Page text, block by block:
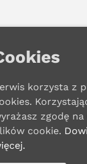
korzysta z
zgodę na
cookie.